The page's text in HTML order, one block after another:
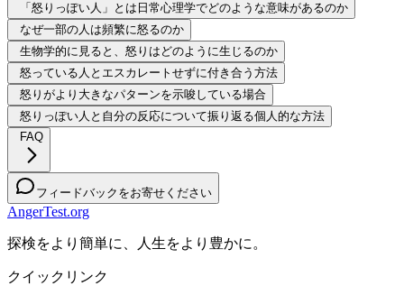
「怒りっぽい人」とは日常心理学でどのような意味があるのか
なぜ一部の人は頻繁に怒るのか
生物学的に見ると、怒りはどのように生じるのか
怒っている人とエスカレートせずに付き合う方法
怒りがより大きなパターンを示唆している場合
怒りっぽい人と自分の反応について振り返る個人的な方法
FAQ
フィードバックをお寄せください
AngerTest.org
探検をより簡単に、人生をより豊かに。
クイックリンク